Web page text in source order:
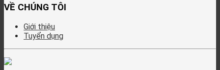
VỀ CHÚNG TÔI
Giới thiệu
Tuyển dụng